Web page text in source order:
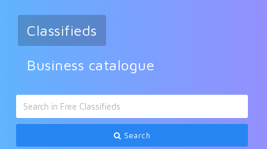
Classifieds
Business catalogue
Search